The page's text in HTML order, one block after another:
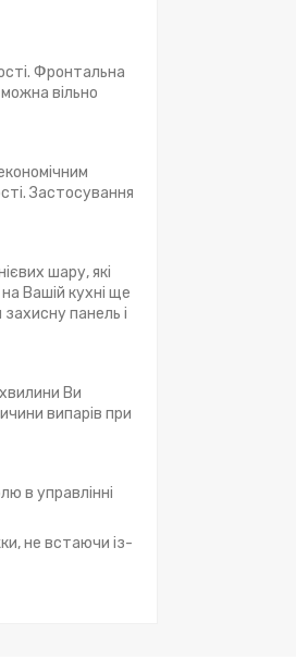
Фронтальна
вільно
Застосування
шару, які
Вашій кухні ще
панель і
Ви
випарів при
в управлінні
не встаючи із-